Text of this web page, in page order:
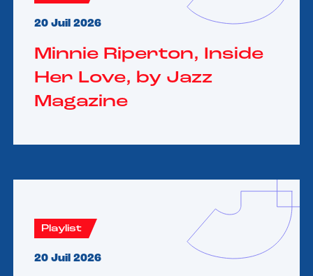
20 Juil 2026
Minnie Riperton, Inside
Her Love, by Jazz
Magazine
Playlist
20 Juil 2026